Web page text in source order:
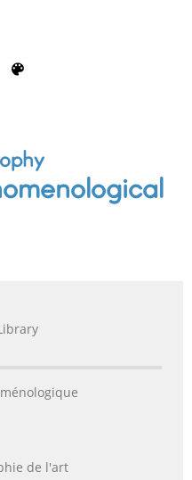
de l'art